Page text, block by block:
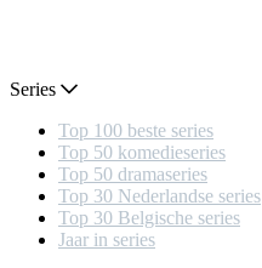
Series
Top 100 beste series
Top 50 komedieseries
Top 50 dramaseries
Top 30 Nederlandse series
Top 30 Belgische series
Jaar in series